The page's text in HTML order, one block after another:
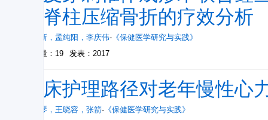
性脊柱压缩骨折的疗效分析
王叶新 ， 孟纯阳 ， 李庆伟- 《保健医学研究与实践》
被引量：19
发表：2017
临床护理路径对老年慢性
莫绍琴 ， 王晓容 ， 张箭- 《保健医学研究与实践》